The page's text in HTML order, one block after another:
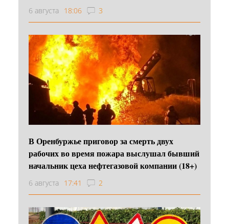
6 августа 18:06 3
В Оренбуржье приговор за смерть двух
рабочих во время пожара выслушал бывший
начальник цеха нефтегазовой компании (18+)
6 августа 17:41 2